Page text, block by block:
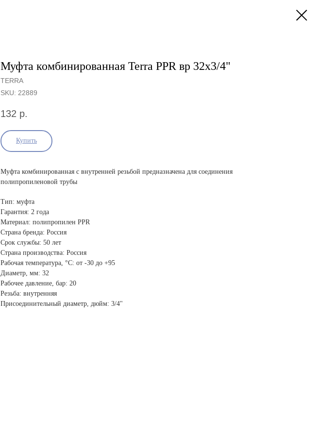
Муфта комбинированная Terra PPR вр 32х3/4"
TERRA
SKU: 22889
132 р.
Купить
Муфта комбинированная с внутренней резьбой предназначена для соединения
полипропиленовой трубы
Тип: муфта
Гарантия: 2 года
Материал: полипропилен PPR
Страна бренда: Россия
Срок службы: 50 лет
Страна производства: Россия
Рабочая температура, °С: от -30 до +95
Диаметр, мм: 32
Рабочее давление, бар: 20
Резьба: внутренняя
Присоединительный диаметр, дюйм: 3/4"